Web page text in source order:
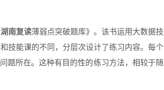
湖南复读薄弱点突破题库》。该书运用大数据技
技能课的不同，分层次设计了练习内容。每个
题所在。这种有目的性的练习方法，相较于随